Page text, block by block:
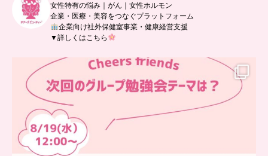
女性特有の悩み｜がん｜女性ホルモン
企業・医療・美容をつなぐプラットフォーム
企業向け社外保健室事業・健康経営支援
▼詳しくはこちら
…
グループ勉強会